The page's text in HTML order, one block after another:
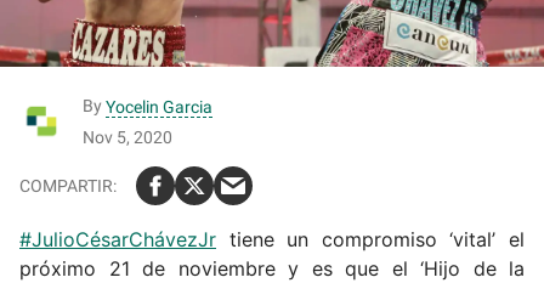
By Yocelin Garcia
Nov 5, 2020
#JulioCésarChávezJr tiene un compromiso ‘vital’ el
próximo 21 de noviembre y es que el ‘Hijo de la